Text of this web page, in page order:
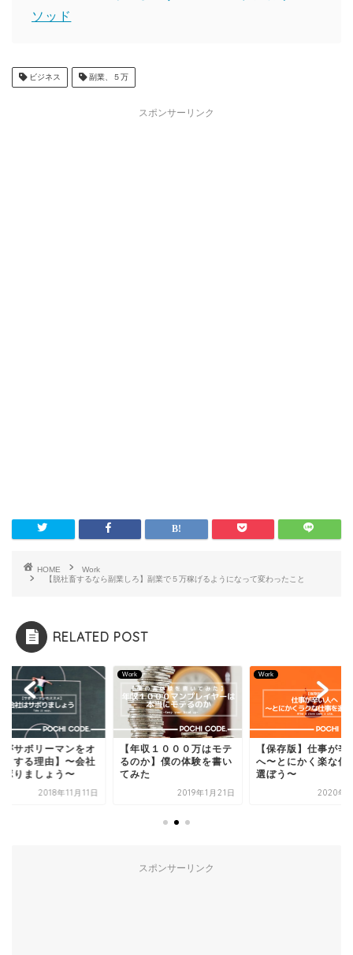
ソッド
ビジネス 副業、５万
スポンサーリンク
HOME
Work
【脱社畜するなら副業しろ】副業で５万稼げるようになって変わったこと
RELATED POST
収１０００万はモテ
か】僕の体験を書い
た
2019年1月21日
Work
【保存版】仕事が辛い人
へ〜とにかく楽な仕事を
選ぼう〜
2020年1月1日
Work
【僕がサボリーマ
ススメする理由】
はサボりましょう〜
2018年
スポンサーリンク